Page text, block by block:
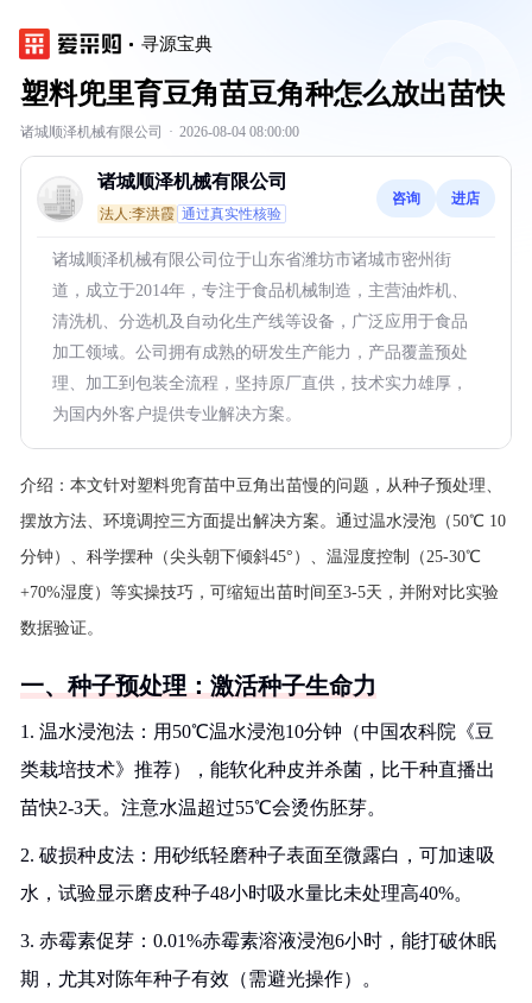
寻源宝典
塑料兜里育豆角苗豆角种怎么放出苗快
诸城顺泽机械有限公司 · 2026-08-04 08:00:00
诸城顺泽机械有限公司
法人:李洪霞 通过真实性核验
咨询 进店
诸城顺泽机械有限公司位于山东省潍坊市诸城市密州街
道，成立于2014年，专注于食品机械制造，主营油炸机、
清洗机、分选机及自动化生产线等设备，广泛应用于食品
加工领域。公司拥有成熟的研发生产能力，产品覆盖预处
理、加工到包装全流程，坚持原厂直供，技术实力雄厚，
为国内外客户提供专业解决方案。
介绍： 本文针对塑料兜育苗中豆角出苗慢的问题，从种子预处理、
摆放方法、环境调控三方面提出解决方案。通过温水浸泡（50℃ 10
分钟）、科学摆种（尖头朝下倾斜45°）、温湿度控制（25-30℃
+70%湿度）等实操技巧，可缩短出苗时间至3-5天，并附对比实验
数据验证。
一、种子预处理：激活种子生命力
1. 温水浸泡法：用50℃温水浸泡10分钟（中国农科院《豆
类栽培技术》推荐），能软化种皮并杀菌，比干种直播出
苗快2-3天。注意水温超过55℃会烫伤胚芽。
2. 破损种皮法：用砂纸轻磨种子表面至微露白，可加速吸
水，试验显示磨皮种子48小时吸水量比未处理高40%。
3. 赤霉素促芽：0.01%赤霉素溶液浸泡6小时，能打破休眠
期，尤其对陈年种子有效（需避光操作）。